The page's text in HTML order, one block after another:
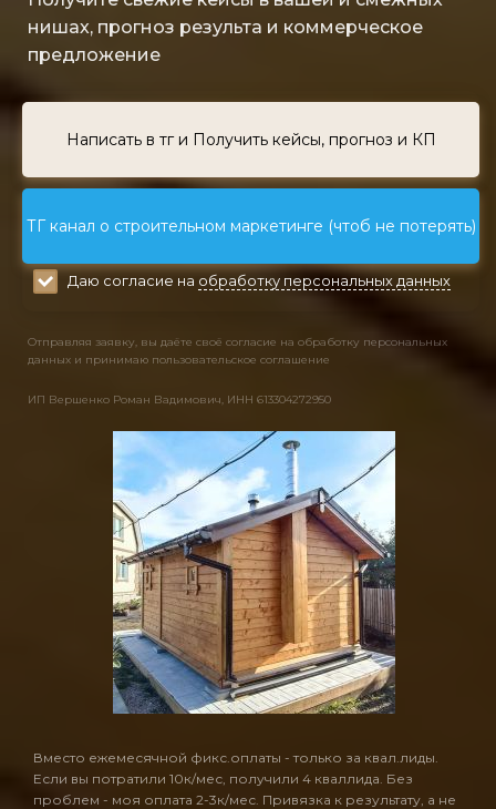
нишах, прогноз результа и коммерческое
предложение
Написать в тг и Получить кейсы, прогноз и КП
ТГ канал о строительном маркетинге (чтоб не потерять)
Даю согласие на обработку персональных данных
Отправляя заявку, вы даёте своё согласие на обработку персональных
данных и принимаю пользовательское соглашение
ИП Вершенко Роман Вадимович, ИНН 613304272950
Вместо ежемесячной фикс.оплаты - только за квал.лиды.
Если вы потратили 10к/мес, получили 4 кваллида. Без
проблем - моя оплата 2-3к/мес. Привязка к результату, а не